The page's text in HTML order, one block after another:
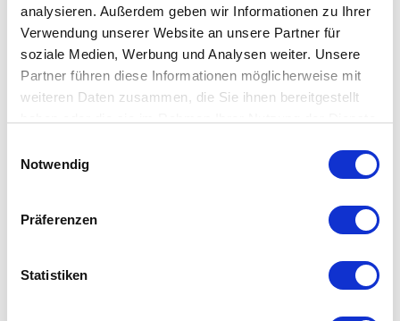
analysieren. Außerdem geben wir Informationen zu Ihrer
Verwendung unserer Website an unsere Partner für
soziale Medien, Werbung und Analysen weiter. Unsere
Partner führen diese Informationen möglicherweise mit
weiteren Daten zusammen, die Sie ihnen bereitgestellt
Datenschutzerklärung
Notwendig
Präferenzen
Statistiken
Esstisch hinterlassen und die Küche bleibt sauber.
Besonderheit
der Klassiker in kleinem Design
minimalistischer Look